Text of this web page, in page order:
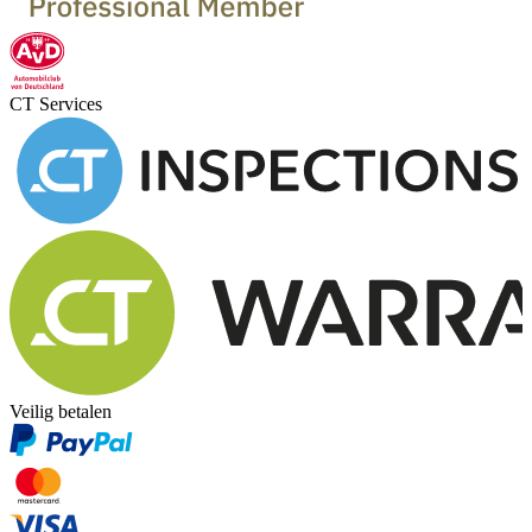
CT Services
Veilig betalen